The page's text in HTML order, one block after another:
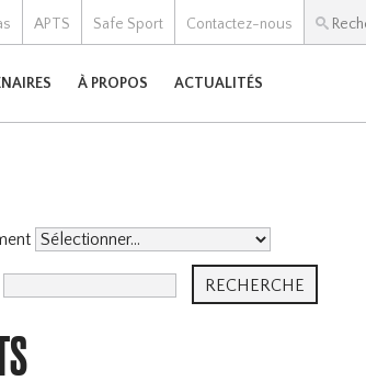
APTS Safe Sport Contactez-nous
À PROPOS ACTUALITÉS